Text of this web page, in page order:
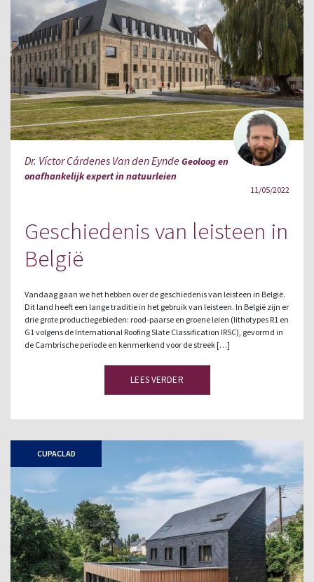
Dr. Víctor Cárdenes Van den EyndeGeoloog en
onafhankelijk expert in natuurleien
11/05/2022
Geschiedenis van leisteen in
België
Vandaag gaan we het hebben over de geschiedenis van leisteen in België.
Dit land heeft een lange traditie in het gebruik van leisteen. In België zijn er
drie grote productiegebieden: rood-paarse en groene leien (lithotypes R1 en
G1 volgens de International Roofing Slate Classification IRSC), gevormd in
de Cambrische periode en kenmerkend voor de streek […]
LEES VERDER
CUPACLAD